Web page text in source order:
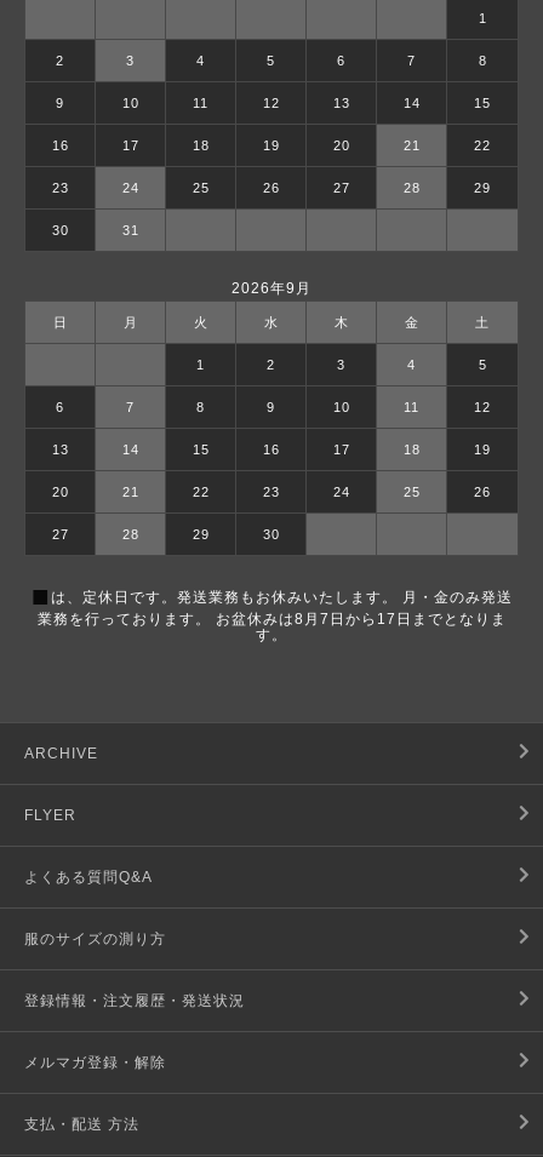
1
2 3 4 5 6 7 8
9 10 11 12 13 14 15
16 17 18 19 20 21 22
23 24 25 26 27 28 29
30 31
2026年9月
日 月 火 水 木 金 土
1 2 3 4 5
6 7 8 9 10 11 12
13 14 15 16 17 18 19
20 21 22 23 24 25 26
27 28 29 30
■ は、定休日です。発送業務もお休みいたします。 月・金のみ発送
業務を行っております。 お盆休みは8月7日から17日までとなりま
す。
ARCHIVE
FLYER
よくある質問Q&A
服のサイズの測り方
登録情報・注文履歴・発送状況
メルマガ登録・解除
支払・配送 方法